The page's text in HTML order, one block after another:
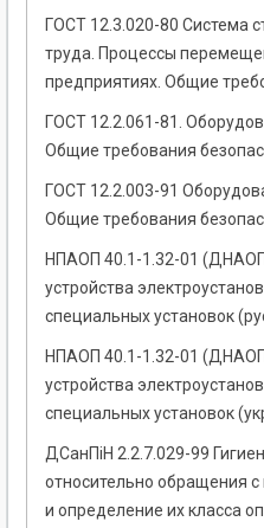
ГОСТ 12.3.020-80 Система
труда. Процессы
предприятиях. Общие
ГОСТ 12.2.061-81.
Общие требования
ГОСТ 12.2.003-91
Общие требования
НПАОП 40.1-1.32-01
устройства
специальных установок
НПАОП 40.1-1.32-01
устройства
специальных установок
ДСанПіН 2.2.7.029-99
относительно обращения
и определение их класса